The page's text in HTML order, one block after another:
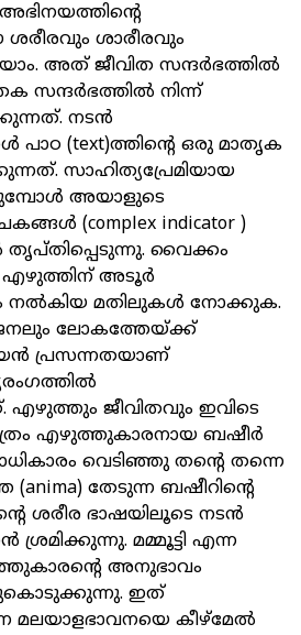
അഭിനയത്തിന്റെ
ശാരീരവും
അത് ജീവിത സന്ദര്‍ഭത്തില്‍
സന്ദര്‍ഭത്തില്‍ നിന്ന്
നടന്‍
പാഠ (text)ത്തിന്റെ ഒരു മാതൃക
സാഹിത്യപ്രേമിയായ
അയാളുടെ
(complex indicator )
തൃപ്തിപ്പെടുന്നു. വൈക്കം
എഴുത്തിന് അടൂര്‍
നല്‍കിയ മതിലുകള്‍ നോക്കുക.
ലോകത്തേയ്ക്ക്
പ്രസന്നതയാണ്
എഴുത്തും ജീവിതവും ഇവിടെ
എഴുത്തുകാരനായ ബഷീര്‍
വെടിഞ്ഞു തന്റെ തന്നെ
(anima) തേടുന്ന ബഷീറിന്റെ
ശരീര ഭാഷയിലൂടെ നടന്‍
മമ്മൂട്ടി എന്ന
അനുഭാവം
ഇത്
കീഴ്‌മേല്‍